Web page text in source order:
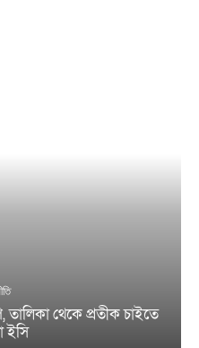
তালিকা থেকে প্রতীক চাইতে
ইসি